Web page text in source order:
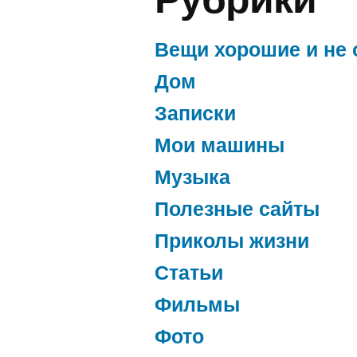
Вещи хорошие и не
Дом
Записки
Мои машины
Музыка
Полезные сайты
Приколы жизни
Статьи
Фильмы
Фото